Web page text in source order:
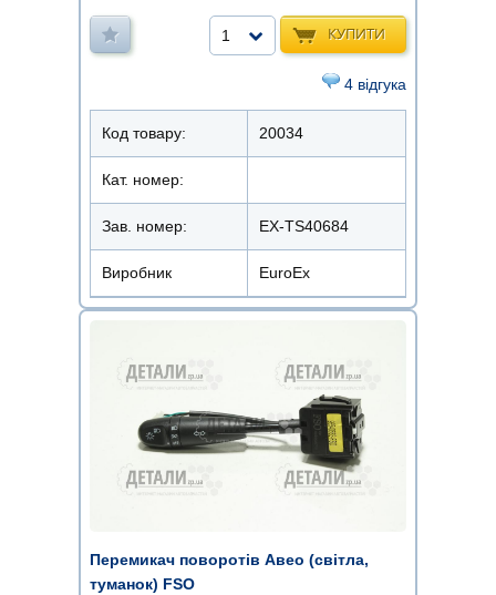
КУПИТИ
1
4 відгука
Код товару: 20034
Кат. номер:
Зав. номер: EX-TS40684
Виробник EuroEx
Перемикач поворотів Авео (світла,
туманок) FSO